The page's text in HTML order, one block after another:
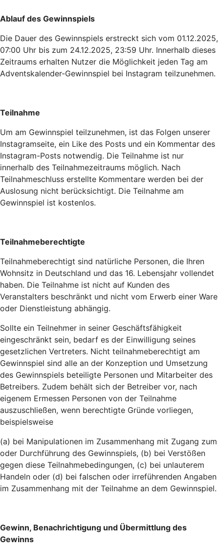
Ablauf des Gewinnspiels
Die Dauer des Gewinnspiels erstreckt sich vom 01.12.2025,
07:00 Uhr bis zum 24.12.2025, 23:59 Uhr. Innerhalb dieses
Zeitraums erhalten Nutzer die Möglichkeit jeden Tag am
Adventskalender-Gewinnspiel bei Instagram teilzunehmen.
Teilnahme
Um am Gewinnspiel teilzunehmen, ist das Folgen unserer
Instagramseite, ein Like des Posts und ein Kommentar des
Instagram-Posts notwendig. Die Teilnahme ist nur
innerhalb des Teilnahmezeitraums möglich. Nach
Teilnahmeschluss erstellte Kommentare werden bei der
Auslosung nicht berücksichtigt. Die Teilnahme am
Gewinnspiel ist kostenlos.
Teilnahmeberechtigte
Teilnahmeberechtigt sind natürliche Personen, die Ihren
Wohnsitz in Deutschland und das 16. Lebensjahr vollendet
haben. Die Teilnahme ist nicht auf Kunden des
Veranstalters beschränkt und nicht vom Erwerb einer Ware
oder Dienstleistung abhängig.
Sollte ein Teilnehmer in seiner Geschäftsfähigkeit
eingeschränkt sein, bedarf es der Einwilligung seines
gesetzlichen Vertreters. Nicht teilnahmeberechtigt am
Gewinnspiel sind alle an der Konzeption und Umsetzung
des Gewinnspiels beteiligte Personen und Mitarbeiter des
Betreibers. Zudem behält sich der Betreiber vor, nach
eigenem Ermessen Personen von der Teilnahme
auszuschließen, wenn berechtigte Gründe vorliegen,
beispielsweise
(a) bei Manipulationen im Zusammenhang mit Zugang zum
oder Durchführung des Gewinnspiels, (b) bei Verstößen
gegen diese Teilnahmebedingungen, (c) bei unlauterem
Handeln oder (d) bei falschen oder irreführenden Angaben
im Zusammenhang mit der Teilnahme an dem Gewinnspiel.
Gewinn, Benachrichtigung und Übermittlung des
Gewinns